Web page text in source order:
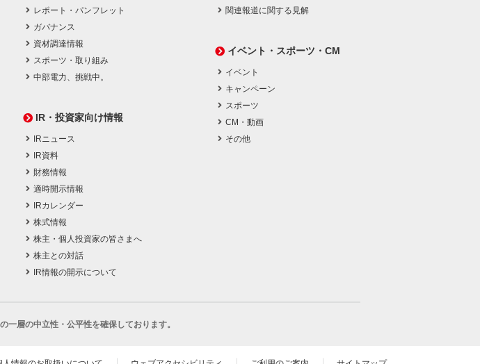
レポート・パンフレット
ガバナンス
資材調達情報
スポーツ・取り組み
中部電力、挑戦中。
IR・投資家向け情報
IRニュース
IR資料
財務情報
適時開示情報
IRカレンダー
株式情報
株主・個人投資家の皆さまへ
株主との対話
IR情報の開示について
関連報道に関する見解
イベント・スポーツ・CM
イベント
キャンペーン
スポーツ
CM・動画
その他
一層の中立性・公平性を確保しております。